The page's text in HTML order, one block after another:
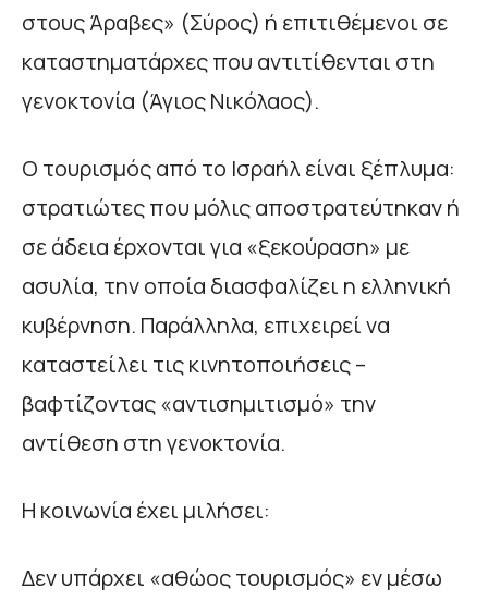
στους Άραβες» (Σύρος) ή επιτιθέμενοι σε
καταστηματάρχες που αντιτίθενται στη
γενοκτονία (Άγιος Νικόλαος).
Ο τουρισμός από το Ισραήλ είναι ξέπλυμα:
στρατιώτες που μόλις αποστρατεύτηκαν ή
σε άδεια έρχονται για «ξεκούραση» με
ασυλία, την οποία διασφαλίζει η ελληνική
κυβέρνηση. Παράλληλα, επιχειρεί να
καταστείλει τις κινητοποιήσεις –
βαφτίζοντας «αντισημιτισμό» την
αντίθεση στη γενοκτονία.
Η κοινωνία έχει μιλήσει:
Δεν υπάρχει «αθώος τουρισμός» εν μέσω